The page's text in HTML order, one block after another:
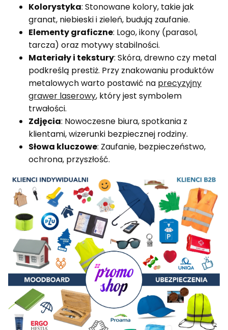
Kolorystyka: Stonowane kolory, takie jak
granat, niebieski i zieleń, budują zaufanie.
Elementy graficzne: Logo, ikony (parasol,
tarcza) oraz motywy stabilności.
Materiały i tekstury: Skóra, drewno czy metal
podkreślą prestiż. Przy znakowaniu produktów
metalowych warto postawić na precyzyjny
grawer laserowy, który jest symbolem
trwałości.
Zdjęcia: Nowoczesne biura, spotkania z
klientami, wizerunki bezpiecznej rodziny.
Słowa kluczowe: Zaufanie, bezpieczeństwo,
ochrona, przyszłość.